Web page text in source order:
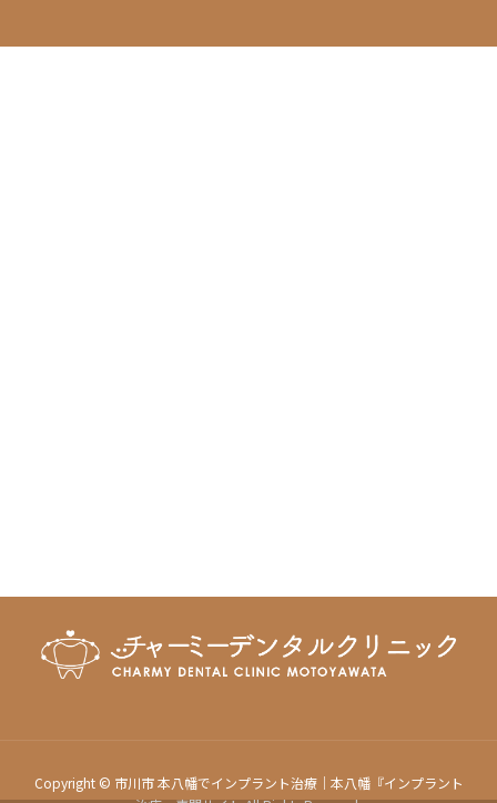
Copyright © 市川市 本八幡でインプラント治療｜本八幡『インプラント